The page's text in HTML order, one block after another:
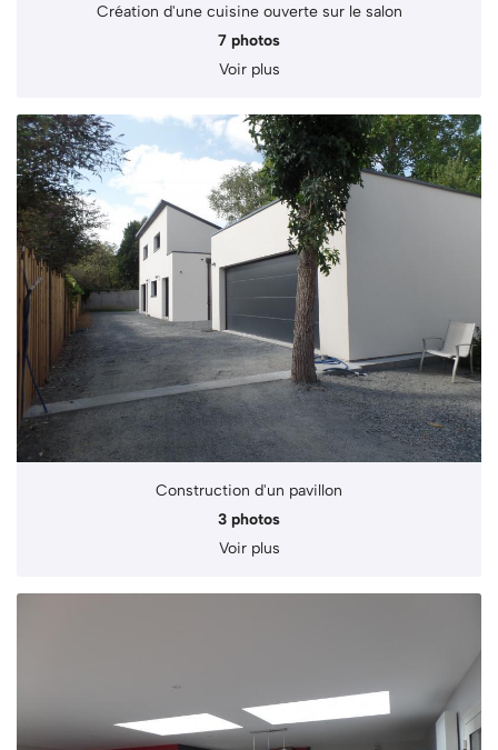
Création d'une cuisine ouverte sur le salon
7 photos
Voir plus
Construction d'un pavillon
3 photos
Voir plus